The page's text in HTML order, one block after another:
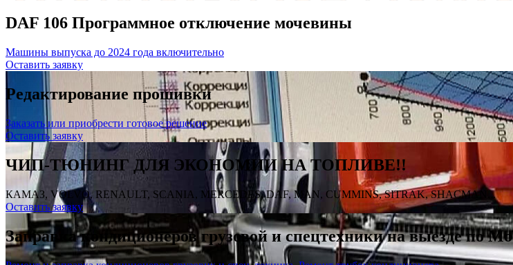
DAF 106 Программное отключение мочевины
Машины выпуска до 2024 года включительно
Оставить заявку
Редактирование прошивки
Заказать или приобрести готовое решение
Оставить заявку
ЧИП-ТЮНИНГ ДЛЯ ЭКОНОМИИ НА ТОПЛИВЕ!!
КАМАЗ, VOLVO, RENAULT, SCANIA, MERCEDES, DAF, MAN, CUMMINS, SITRAK, SHACMAN...
Оставить заявку
Заправка кондиционеров грузовой и спецтехники на выезде по